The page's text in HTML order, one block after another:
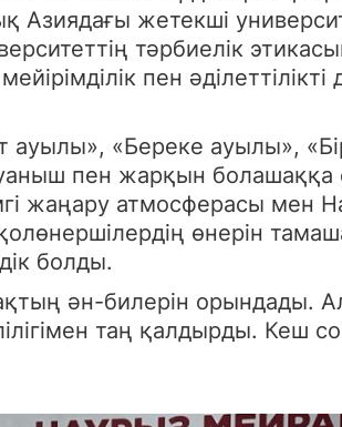
жетекші
тәрбиелік
пен әділеттілікті
«Береке ауылы»,
пен жарқын болашаққа
жаңару атмосферасы мен
өнерін
болды.
ән-билерін орындады.
таң қалдырды. Кеш